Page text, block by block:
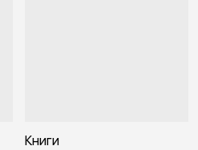
Книги